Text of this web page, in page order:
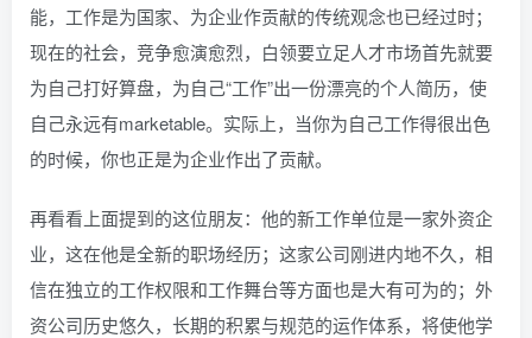
能，工作是为国家、为企业作贡献的传统观念也已经过时；
现在的社会，竞争愈演愈烈，白领要立足人才市场首先就要
为自己打好算盘，为自己“工作”出一份漂亮的个人简历，使
自己永远有marketable。实际上，当你为自己工作得很出色
的时候，你也正是为企业作出了贡献。
再看看上面提到的这位朋友：他的新工作单位是一家外资企
业，这在他是全新的职场经历；这家公司刚进内地不久，相
信在独立的工作权限和工作舞台等方面也是大有可为的；外
资公司历史悠久，长期的积累与规范的运作体系，将使他学